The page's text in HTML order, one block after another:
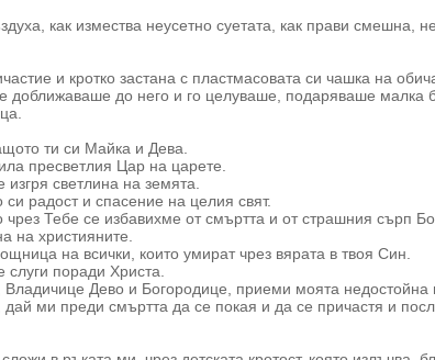
как измества неусетно суетата, как прави смешна,
и кротко застана с пластмасовата си чашка на
доближаваше до него и го целуваше, подаряваше малка
ти си Майка и Дева.
пресветлия Цар на царете.
светлина на земята.
радост и спасение на целия свят.
Тебе се избавихме от смъртта и от страшния сърп
на християните.
на всички, които умират чрез вярата в твоя Син.
слуги поради Христа.
Владичице Дево и Богородице, приеми моята
дай ми преди смъртта да се покая и да се причастя и